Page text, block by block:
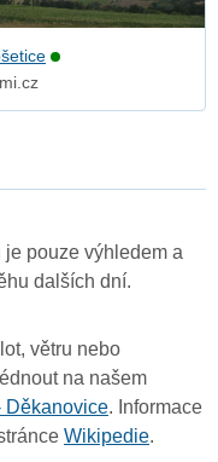
pouze výhledem a
dalších dní.
větru nebo
na našem
Děkanovice. Informace
Wikipedie.